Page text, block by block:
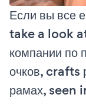
Если вы
take a look
компании по
очков, crafts
рамах, seen